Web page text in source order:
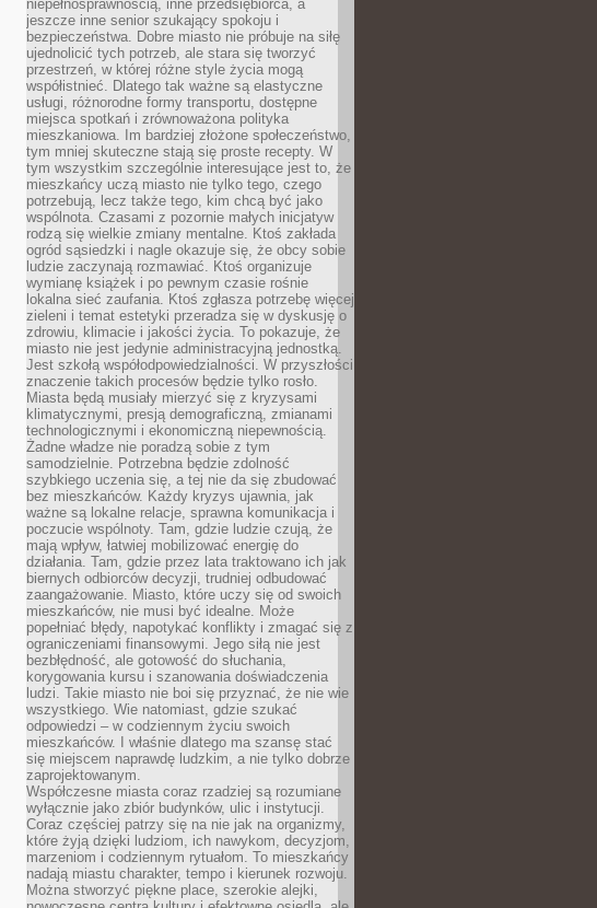
niepełnosprawnością, inne przedsiębiorca, a
jeszcze inne senior szukający spokoju i
bezpieczeństwa. Dobre miasto nie próbuje na siłę
ujednolicić tych potrzeb, ale stara się tworzyć
przestrzeń, w której różne style życia mogą
współistnieć. Dlatego tak ważne są elastyczne
usługi, różnorodne formy transportu, dostępne
miejsca spotkań i zrównoważona polityka
mieszkaniowa. Im bardziej złożone społeczeństwo,
tym mniej skuteczne stają się proste recepty. W
tym wszystkim szczególnie interesujące jest to, że
mieszkańcy uczą miasto nie tylko tego, czego
potrzebują, lecz także tego, kim chcą być jako
wspólnota. Czasami z pozornie małych inicjatyw
rodzą się wielkie zmiany mentalne. Ktoś zakłada
ogród sąsiedzki i nagle okazuje się, że obcy sobie
ludzie zaczynają rozmawiać. Ktoś organizuje
wymianę książek i po pewnym czasie rośnie
lokalna sieć zaufania. Ktoś zgłasza potrzebę więcej
zieleni i temat estetyki przeradza się w dyskusję o
zdrowiu, klimacie i jakości życia. To pokazuje, że
miasto nie jest jedynie administracyjną jednostką.
Jest szkołą współodpowiedzialności. W przyszłości
znaczenie takich procesów będzie tylko rosło.
Miasta będą musiały mierzyć się z kryzysami
klimatycznymi, presją demograficzną, zmianami
technologicznymi i ekonomiczną niepewnością.
Żadne władze nie poradzą sobie z tym
samodzielnie. Potrzebna będzie zdolność
szybkiego uczenia się, a tej nie da się zbudować
bez mieszkańców. Każdy kryzys ujawnia, jak
ważne są lokalne relacje, sprawna komunikacja i
poczucie wspólnoty. Tam, gdzie ludzie czują, że
mają wpływ, łatwiej mobilizować energię do
działania. Tam, gdzie przez lata traktowano ich jak
biernych odbiorców decyzji, trudniej odbudować
zaangażowanie. Miasto, które uczy się od swoich
mieszkańców, nie musi być idealne. Może
popełniać błędy, napotykać konflikty i zmagać się z
ograniczeniami finansowymi. Jego siłą nie jest
bezbłędność, ale gotowość do słuchania,
korygowania kursu i szanowania doświadczenia
ludzi. Takie miasto nie boi się przyznać, że nie wie
wszystkiego. Wie natomiast, gdzie szukać
odpowiedzi – w codziennym życiu swoich
mieszkańców. I właśnie dlatego ma szansę stać
się miejscem naprawdę ludzkim, a nie tylko dobrze
zaprojektowanym.
Współczesne miasta coraz rzadziej są rozumiane
wyłącznie jako zbiór budynków, ulic i instytucji.
Coraz częściej patrzy się na nie jak na organizmy,
które żyją dzięki ludziom, ich nawykom, decyzjom,
marzeniom i codziennym rytuałom. To mieszkańcy
nadają miastu charakter, tempo i kierunek rozwoju.
Można stworzyć piękne place, szerokie alejki,